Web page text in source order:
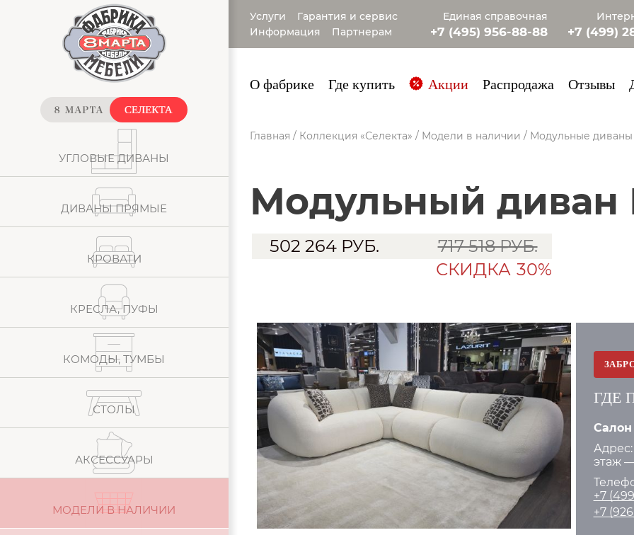
УГЛОВЫЕ ДИВАНЫ
ДИВАНЫ ПРЯМЫЕ
КРОВАТИ
КРЕСЛА, ПУФЫ
КОМОДЫ, ТУМБЫ
СТОЛЫ
АКСЕССУАРЫ
МОДЕЛИ В НАЛИЧИИ
Услуги
Гарантия и сервис
Информация
Партнерам
Единая справочная
+7 (495) 956-88-88
+7 (499)
+7 (985)
О фабрике Где купить Акции Распродажа Отзывы
Главная / Коллекция «Селекта» / Модели в наличии / Модульные диваны
модульный диван
502 264 РУБ.
717 518 РУБ.
СКИДКА 30%
ГДЕ
Адрес:
этаж
+7
+7